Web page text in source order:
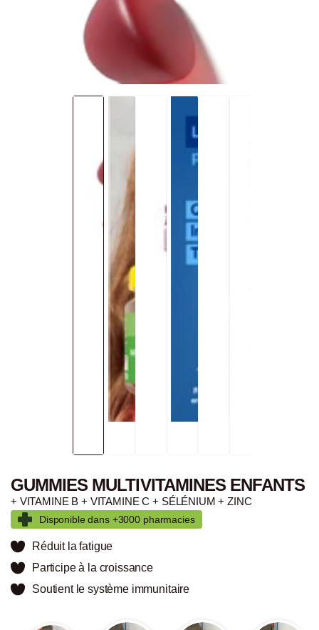
GUMMIES MULTIVITAMINES ENFANTS
+ VITAMINE B + VITAMINE C + SÉLÉNIUM + ZINC
Disponible dans +3000 pharmacies
Réduit la fatigue
Participe à la croissance
Soutient le système immunitaire